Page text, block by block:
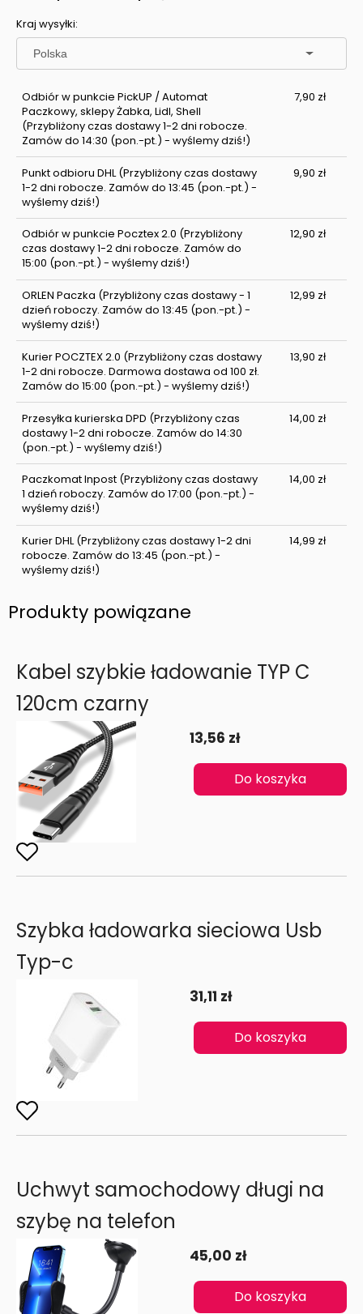
Kraj wysyłki:
Odbiór w punkcie PickUP / Automat
Paczkowy, sklepy Żabka, Lidl, Shell
(Przybliżony czas dostawy 1-2 dni robocze.
Zamów do 14:30 (pon.-pt.) - wyślemy dziś!)
7,90 zł
Punkt odbioru DHL(Przybliżony czas dostawy
1-2 dni robocze. Zamów do 13:45 (pon.-pt.) -
wyślemy dziś!)
9,90 zł
Odbiór w punkcie Pocztex 2.0 (Przybliżony
czas dostawy 1-2 dni robocze. Zamów do
15:00 (pon.-pt.) - wyślemy dziś!)
12,90 zł
ORLEN Paczka (Przybliżony czas dostawy - 1
dzień roboczy. Zamów do 13:45 (pon.-pt.) -
wyślemy dziś!)
12,99 zł
Kurier POCZTEX 2.0 (Przybliżony czas dostawy
1-2 dni robocze. Darmowa dostawa od 100 zł.
Zamów do 15:00 (pon.-pt.) - wyślemy dziś!)
13,90 zł
Przesyłka kurierska DPD (Przybliżony czas
dostawy 1-2 dni robocze. Zamów do 14:30
(pon.-pt.) - wyślemy dziś!)
14,00 zł
Paczkomat Inpost(Przybliżony czas dostawy
1 dzień roboczy. Zamów do 17:00 (pon.-pt.) -
wyślemy dziś!)
14,00 zł
Kurier DHL(Przybliżony czas dostawy 1-2 dni
robocze. Zamów do 13:45 (pon.-pt.) -
wyślemy dziś!)
14,99 zł
Produkty powiązane
Kabel szybkie ładowanie TYP C
120cm czarny
13,56 zł
Do koszyka
Szybka ładowarka sieciowa Usb
Typ-c
31,11 zł
Do koszyka
Uchwyt samochodowy długi na
szybę na telefon
45,00 zł
Do koszyka